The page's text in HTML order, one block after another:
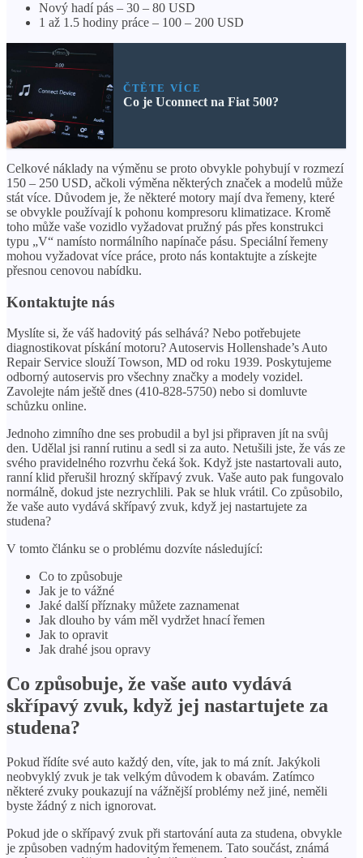
Nový hadí pás – 30 – 80 USD
1 až 1.5 hodiny práce – 100 – 200 USD
ČTĚTE VÍCE
Co je Uconnect na Fiat 500?
Celkové náklady na výměnu se proto obvykle pohybují v rozmezí
150 – 250 USD, ačkoli výměna některých značek a modelů může
stát více. Důvodem je, že některé motory mají dva řemeny, které
se obvykle používají k pohonu kompresoru klimatizace. Kromě
toho může vaše vozidlo vyžadovat pružný pás přes konstrukci
typu „V“ namísto normálního napínače pásu. Speciální řemeny
mohou vyžadovat více práce, proto nás kontaktujte a získejte
přesnou cenovou nabídku.
Kontaktujte nás
Myslíte si, že váš hadovitý pás selhává? Nebo potřebujete
diagnostikovat pískání motoru? Autoservis Hollenshade’s Auto
Repair Service slouží Towson, MD od roku 1939. Poskytujeme
odborný autoservis pro všechny značky a modely vozidel.
Zavolejte nám ještě dnes (410-828-5750) nebo si domluvte
schůzku online.
Jednoho zimního dne ses probudil a byl jsi připraven jít na svůj
den. Udělal jsi ranní rutinu a sedl si za auto. Netušili jste, že vás ze
svého pravidelného rozvrhu čeká šok. Když jste nastartovali auto,
ranní klid přerušil hrozný skřípavý zvuk. Vaše auto pak fungovalo
normálně, dokud jste nezrychlili. Pak se hluk vrátil. Co způsobilo,
že vaše auto vydává skřípavý zvuk, když jej nastartujete za
studena?
V tomto článku se o problému dozvíte následující:
Co to způsobuje
Jak je to vážné
Jaké další příznaky můžete zaznamenat
Jak dlouho by vám měl vydržet hnací řemen
Jak to opravit
Jak drahé jsou opravy
Co způsobuje, že vaše auto vydává
skřípavý zvuk, když jej nastartujete za
studena?
Pokud řídíte své auto každý den, víte, jak to má znít. Jakýkoli
neobvyklý zvuk je tak velkým důvodem k obavám. Zatímco
některé zvuky poukazují na vážnější problémy než jiné, neměli
byste žádný z nich ignorovat.
Pokud jde o skřípavý zvuk při startování auta za studena, obvykle
je způsoben vadným hadovitým řemenem. Tato součást, známá